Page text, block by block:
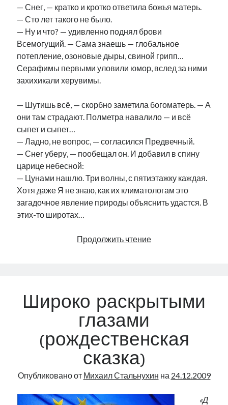
— Снег, — кратко и кротко ответила божья матерь.
— Сто лет такого не было.
— Ну и что? — удивленно поднял брови
Всемогущий. — Сама знаешь — глобальное
потепление, озоновые дыры, свиной грипп…
Серафимы первыми уловили юмор, вслед за ними
захихикали херувимы.
— Шутишь всё, — скорбно заметила богоматерь. — А
они там страдают. Полметра навалило — и всё
сыпет и сыпет…
— Ладно, не вопрос, — согласился Предвечный.
— Снег уберу, — пообещал он. И добавил в спину
царице небесной:
— Цунами нашлю. Три волны, с пятиэтажку каждая.
Хотя даже Я не знаю, как их климатологам это
загадочное явление природы объяснить удастся. В
этих-то широтах…
Продолжить чтениеКара
Широко раскрытыми
глазами
(рождественская
сказка)
Опубликовано от Михаил Стальнухин на 24.12.2009
«Д